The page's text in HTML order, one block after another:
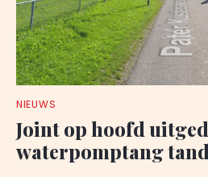
NIEUWS
Joint op hoofd
waterpomptang